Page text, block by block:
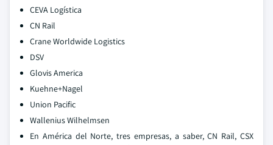
CEVA Logística
CN Rail
Crane Worldwide Logistics
DSV
Glovis America
Kuehne+Nagel
Union Pacific
Wallenius Wilhelmsen
En América del Norte, tres empresas, a saber, CN Rail, CSX